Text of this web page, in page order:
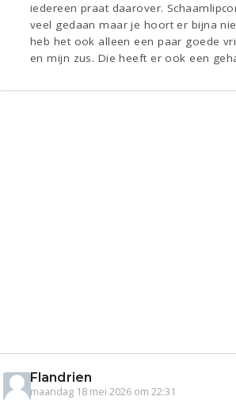
iedereen praat daarover.
veel gedaan maar je hoort er bijna
heb het ook alleen een paar goede
en mijn zus. Die heeft er ook een
Flandrien
maandag 18 mei 2026 om 22:31